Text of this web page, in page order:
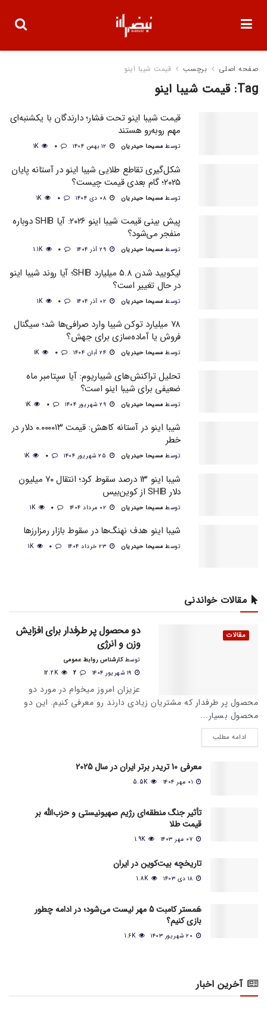
صفحه اصلی برچسب قیمت شیبا اینو
Tag: قیمت شیبا اینو
قیمت شیبا اینو تحت فشار؛ دارندگان با یکشنبه‌ای
مهم روبه‌رو هستند
توسط مسیحا حیدریان 1K
شکل‌گیری تقاطع طلایی شیبا اینو در آستانه پایان
۲۰۲۵؛ گام بعدی قیمت چیست؟
توسط مسیحا حیدریان 1K
پیش‌ بینی قیمت شیبا اینو ۲۰۲۶: آیا SHIB دوباره
منفجر می‌شود؟
توسط مسیحا حیدریان 1.1K
لیکویید شدن ۵.۸ میلیارد SHIB؛ آیا روند شیبا اینو
در حال تغییر است؟
توسط مسیحا حیدریان 1K
۷۸ میلیارد توکن شیبا وارد صرافی‌ها شد؛ سیگنال
فروش یا آماده‌سازی برای جهش؟
توسط مسیحا حیدریان 1K
تحلیل تراکنش‌های شیباریوم: آیا سپتامبر ماه
ضعیفی برای شیبا اینو است؟
توسط مسیحا حیدریان 1K
شیبا اینو در آستانه کاهش: قیمت ۰.۰۰۰۰۱۳ دلار در
خطر
توسط مسیحا حیدریان 1K
شیبا اینو ۱۳ درصد سقوط کرد؛ انتقال ۷۰ میلیون
دلار SHIB از کوین‌بیس
توسط مسیحا حیدریان 1K
شیبا اینو هدف نهنگ‌ها در سقوط بازار رمزارزها
توسط مسیحا حیدریان 1K
مقالات خواندنی
مقالات
دو محصول پر طرفدار برای افزایش
وزن و انرژی
توسط کارشناس روابط عمومی
12.2K
عزیزان امروز میخوام در مورد دو
محصول پر طرفدار که مشتریان زیادی دارند رو معرفی کنیم. این دو
محصول بسیار...
ادامه مطلب
معرفی 10 تریدر برتر ایران در سال 2025
5.5K
تأثیر جنگ منطقه‌ای رژیم صهیونیستی و حزب‌الله بر
قیمت طلا
1.9K
تاریخچه بیت‌کوین در ایران
1.8K
هَمستر کامبت 5 مهر لیست می‌شود؛ در ادامه چطور
بازی کنیم؟
1.6K
آخرین اخبار
اخبار عمومی بازار